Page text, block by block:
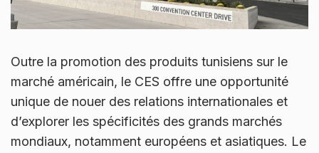
Outre la promotion des produits tunisiens sur le
marché américain, le CES offre une opportunité
unique de nouer des relations internationales et
d’explorer les spécificités des grands marchés
mondiaux, notamment européens et asiatiques. Le